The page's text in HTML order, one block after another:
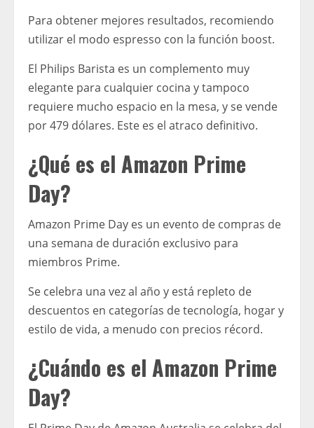
Para obtener mejores resultados, recomiendo
utilizar el modo espresso con la función boost.
El Philips Barista es un complemento muy
elegante para cualquier cocina y tampoco
requiere mucho espacio en la mesa, y se vende
por 479 dólares. Este es el atraco definitivo.
¿Qué es el Amazon Prime
Day?
Amazon Prime Day es un evento de compras de
una semana de duración exclusivo para
miembros Prime.
Se celebra una vez al año y está repleto de
descuentos en categorías de tecnología, hogar y
estilo de vida, a menudo con precios récord.
¿Cuándo es el Amazon Prime
Day?